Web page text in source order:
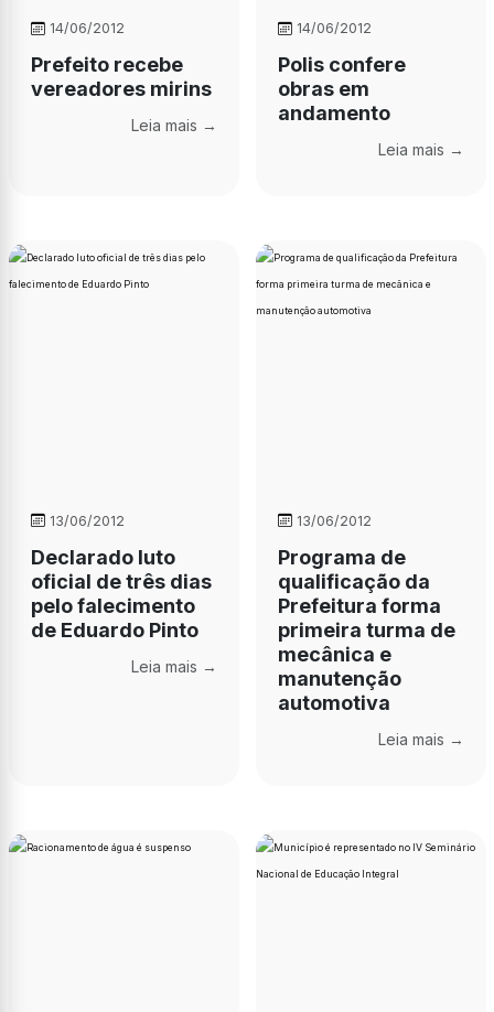
14/06/2012
Prefeito recebe
vereadores mirins
Leia mais →
14/06/2012
Polis confere
obras em
andamento
Leia mais →
13/06/2012
Declarado luto
oficial de três dias
pelo falecimento
de Eduardo Pinto
Leia mais →
13/06/2012
Programa de
qualificação da
Prefeitura forma
primeira turma de
mecânica e
manutenção
automotiva
Leia mais →